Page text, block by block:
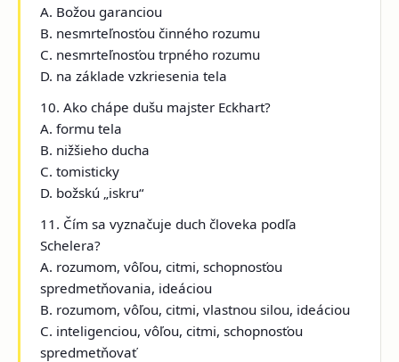
A. Božou garanciou
B. nesmrteľnosťou činného rozumu
C. nesmrteľnosťou trpného rozumu
D. na základe vzkriesenia tela
10. Ako chápe dušu majster Eckhart?
A. formu tela
B. nižšieho ducha
C. tomisticky
D. božskú „iskru“
11. Čím sa vyznačuje duch človeka podľa
Schelera?
A. rozumom, vôľou, citmi, schopnosťou
spredmetňovania, ideáciou
B. rozumom, vôľou, citmi, vlastnou silou, ideáciou
C. inteligenciou, vôľou, citmi, schopnosťou
spredmetňovať